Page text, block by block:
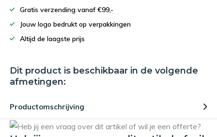
Gratis verzending vanaf €99,-
Jouw logo bedrukt op verpakkingen
Altijd de laagste prijs
Dit product is beschikbaar in de volgende
afmetingen:
Productomschrijving